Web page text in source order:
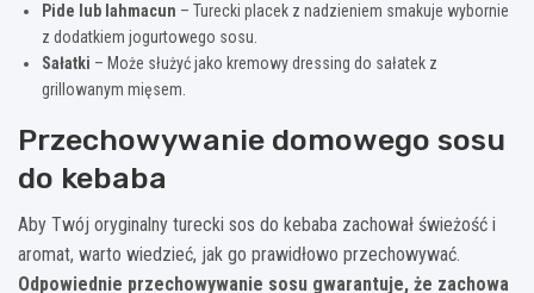
Pide lub lahmacun – Turecki placek z nadzieniem smakuje wybornie
z dodatkiem jogurtowego sosu.
Sałatki – Może służyć jako kremowy dressing do sałatek z
grillowanym mięsem.
Przechowywanie domowego sosu
do kebaba
Aby Twój oryginalny turecki sos do kebaba zachował świeżość i
aromat, warto wiedzieć, jak go prawidłowo przechowywać.
Odpowiednie przechowywanie sosu gwarantuje, że zachowa